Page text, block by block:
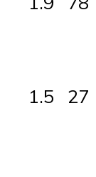
1.5 27